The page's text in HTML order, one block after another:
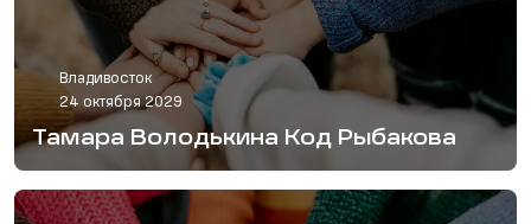
Владивосток
24 октября 2029
Тамара Володькина Код Рыбакова